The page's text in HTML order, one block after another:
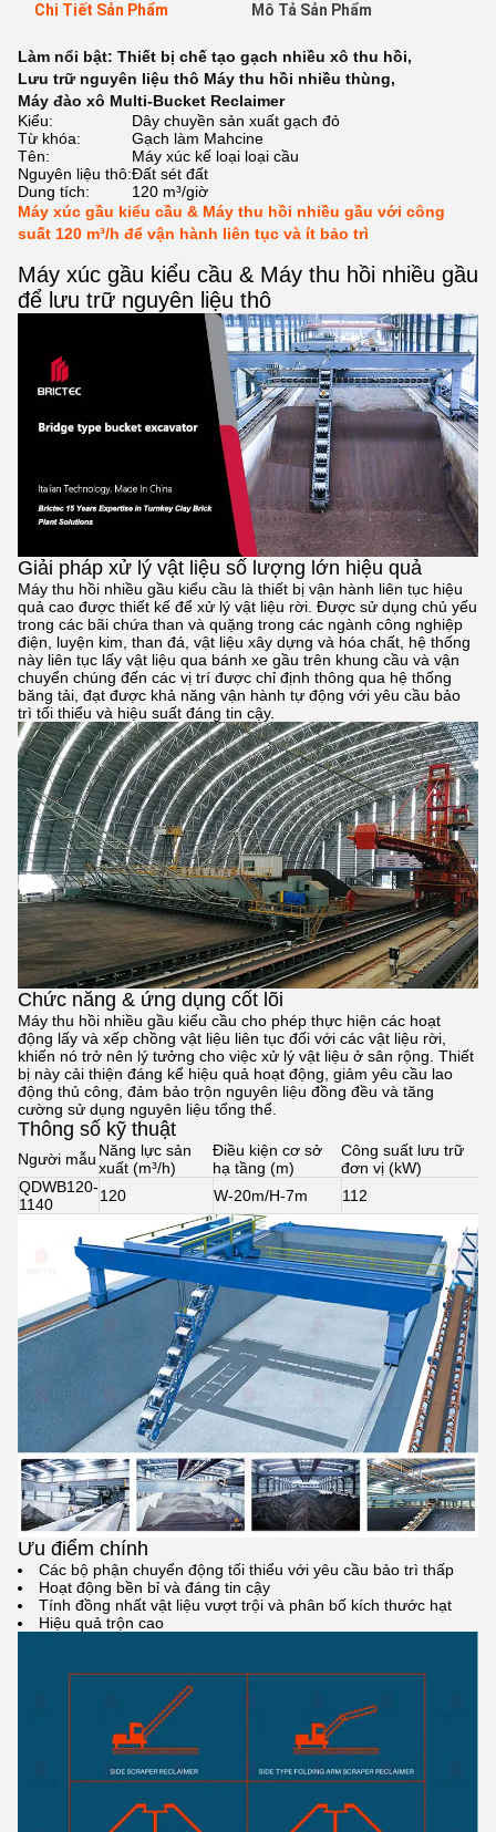
Chi Tiết Sản Phẩm Mô Tả Sản Phẩm
Làm nổi bật: Thiết bị chế tạo gạch nhiều xô thu hồi,
Lưu trữ nguyên liệu thô Máy thu hồi nhiều thùng,
Máy đào xô Multi-Bucket Reclaimer
Kiểu:
Dây chuyền sản xuất gạch đỏ
Từ khóa:
Gạch làm Mahcine
Tên:
Máy xúc kế loại loại cầu
Nguyên liệu thô:Đất sét đất
Dung tích:
120 m³/giờ
Máy xúc gầu kiểu cầu & Máy thu hồi nhiều gầu với công
suất 120 m³/h để vận hành liên tục và ít bảo trì
Máy xúc gầu kiểu cầu & Máy thu hồi nhiều gầu
để lưu trữ nguyên liệu thô
Giải pháp xử lý vật liệu số lượng lớn hiệu quả
Máy thu hồi nhiều gầu kiểu cầu là thiết bị vận hành liên tục hiệu
quả cao được thiết kế để xử lý vật liệu rời. Được sử dụng chủ yếu
trong các bãi chứa than và quặng trong các ngành công nghiệp
điện, luyện kim, than đá, vật liệu xây dựng và hóa chất, hệ thống
này liên tục lấy vật liệu qua bánh xe gầu trên khung cầu và vận
chuyển chúng đến các vị trí được chỉ định thông qua hệ thống
băng tải, đạt được khả năng vận hành tự động với yêu cầu bảo
trì tối thiểu và hiệu suất đáng tin cậy.
Chức năng & ứng dụng cốt lõi
Máy thu hồi nhiều gầu kiểu cầu cho phép thực hiện các hoạt
động lấy và xếp chồng vật liệu liên tục đối với các vật liệu rời,
khiến nó trở nên lý tưởng cho việc xử lý vật liệu ở sân rộng. Thiết
bị này cải thiện đáng kể hiệu quả hoạt động, giảm yêu cầu lao
động thủ công, đảm bảo trộn nguyên liệu đồng đều và tăng
cường sử dụng nguyên liệu tổng thể.
Thông số kỹ thuật
Người mẫu Năng lực sản
xuất (m³/h)
Điều kiện cơ sở
hạ tầng (m)
Công suất lưu trữ
đơn vị (kW)
QDWB120-
1140
120 W-20m/H-7m 112
Ưu điểm chính
Các bộ phận chuyển động tối thiểu với yêu cầu bảo trì thấp
Hoạt động bền bỉ và đáng tin cậy
Tính đồng nhất vật liệu vượt trội và phân bố kích thước hạt
Hiệu quả trộn cao